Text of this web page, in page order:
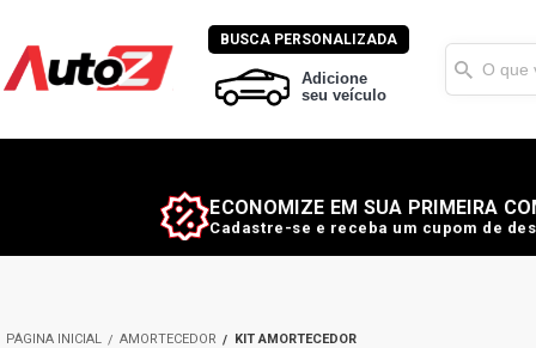
BUSCA PERSONALIZADA
Adicione
seu veículo
ECONOMIZE EM SUA PRIMEIRA
Cadastre-se e receba um cupom de
AMORTECEDOR KIT AMORTECEDOR